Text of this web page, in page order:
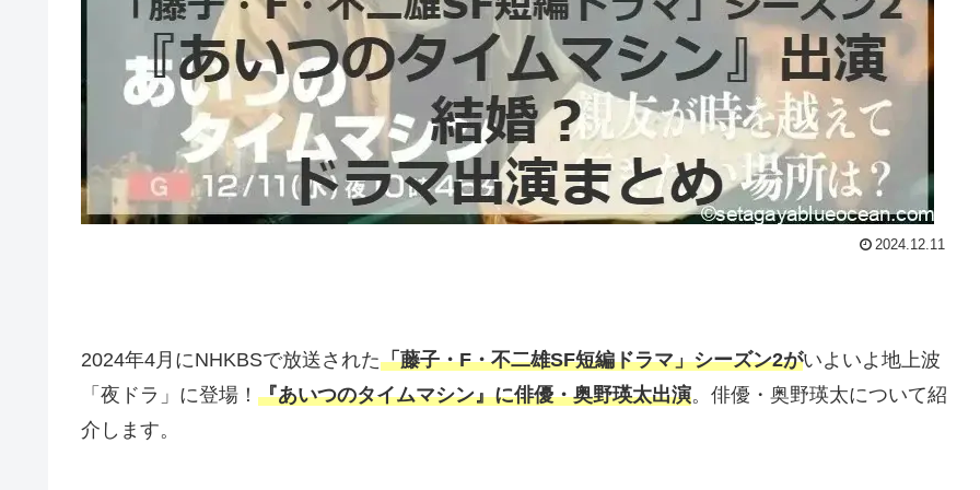
2024.12.11
2024年4月にNHKBSで放送された「藤子・F・不二雄SF短編ドラマ」シーズン2がいよいよ地上波
「夜ドラ」に登場！ 『あいつのタイムマシン』に俳優・奥野瑛太出演。俳優・奥野瑛太について紹
介します。